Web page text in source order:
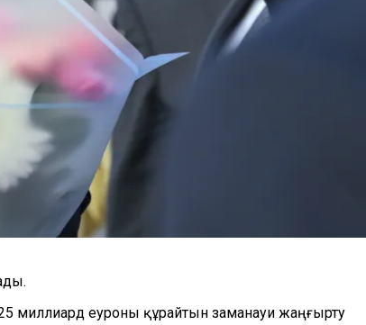
миллиард еуроны құрайтын заманауи жаңғырту